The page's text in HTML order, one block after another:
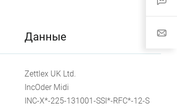
Данные
Zettlex UK Ltd.
IncOder Midi
INC-X*-225-131001-SSI*-RFC*-12-S